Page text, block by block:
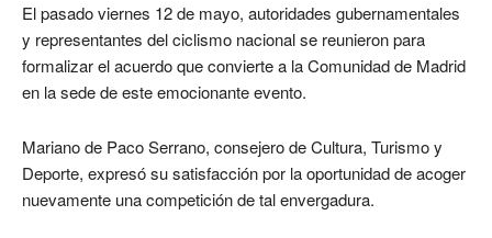
El pasado viernes 12 de mayo, autoridades gubernamentales
y representantes del ciclismo nacional se reunieron para
formalizar el acuerdo que convierte a la Comunidad de Madrid
en la sede de este emocionante evento.
Mariano de Paco Serrano, consejero de Cultura, Turismo y
Deporte, expresó su satisfacción por la oportunidad de acoger
nuevamente una competición de tal envergadura.